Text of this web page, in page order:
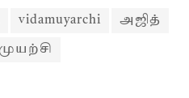
vidamuyarchi அஜித்